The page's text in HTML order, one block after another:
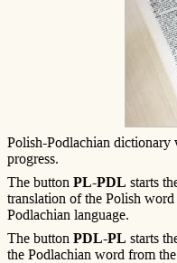
Polish-Podlachian
progress.
The button PL-PDL starts
translation of the Polish
Podlachian language.
The button PDL-PL starts
the Podlachian word from